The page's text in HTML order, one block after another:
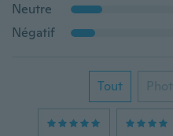
Neutre
Négatif
Tout